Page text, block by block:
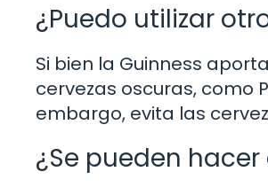
¿Puedo utilizar
Si bien la Guinness
cervezas oscuras, como
embargo, evita las
¿Se pueden